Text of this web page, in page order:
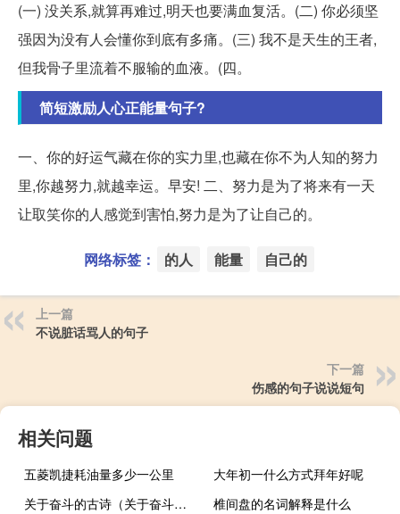
(一) 没关系,就算再难过,明天也要满血复活。(二) 你必须坚
强因为没有人会懂你到底有多痛。(三) 我不是天生的王者,
但我骨子里流着不服输的血液。(四。
简短激励人心正能量句子?
一、你的好运气藏在你的实力里,也藏在你不为人知的努力
里,你越努力,就越幸运。早安! 二、努力是为了将来有一天
让取笑你的人感觉到害怕,努力是为了让自己的。
网络标签： 的人 能量 自己的
上一篇
不说脏话骂人的句子
下一篇
伤感的句子说说短句
相关问题
五菱凯捷耗油量多少一公里
大年初一什么方式拜年好呢
关于奋斗的古诗（关于奋斗的故事）
椎间盘的名词解释是什么